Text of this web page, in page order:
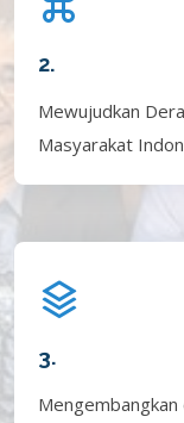
2.
Mewujudkan
Masyarakat
3.